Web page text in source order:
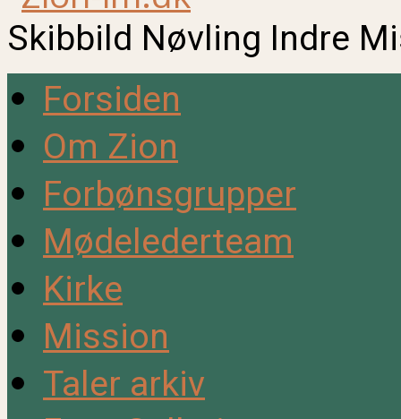
Skibbild Nøvling Indre
Forsiden
Om Zion
Forbønsgrupper
Mødelederteam
Kirke
Mission
Taler arkiv